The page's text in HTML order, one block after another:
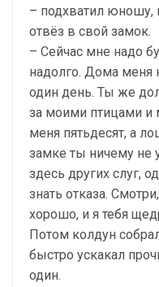
– подхватил юношу,
отвёз в свой замок.
– Сейчас мне надо
надолго. Дома меня
один день. Ты же
за моими птицами
меня пятьдесят, а
замке ты ничему не
здесь других слуг,
знать отказа.
хорошо, и я тебя
Потом колдун
быстро ускакал
один.